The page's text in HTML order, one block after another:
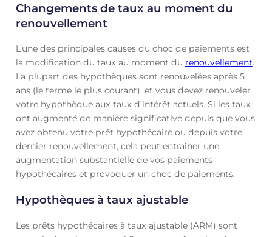
Changements de taux au moment du
renouvellement
L’une des principales causes du choc de paiements est
la modification du taux au moment du renouvellement.
La plupart des hypothèques sont renouvelées après 5
ans (le terme le plus courant), et vous devez renouveler
votre hypothèque aux taux d’intérêt actuels. Si les taux
ont augmenté de manière significative depuis que vous
avez obtenu votre prêt hypothécaire ou depuis votre
dernier renouvellement, cela peut entraîner une
augmentation substantielle de vos paiements
hypothécaires et provoquer un choc de paiements.
Hypothèques à taux ajustable
Les prêts hypothécaires à taux ajustable (ARM) sont